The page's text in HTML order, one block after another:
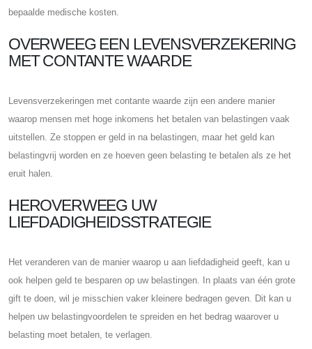
bepaalde medische kosten.
OVERWEEG EEN LEVENSVERZEKERING
MET CONTANTE WAARDE
Levensverzekeringen met contante waarde zijn een andere manier
waarop mensen met hoge inkomens het betalen van belastingen vaak
uitstellen. Ze stoppen er geld in na belastingen, maar het geld kan
belastingvrij worden en ze hoeven geen belasting te betalen als ze het
eruit halen.
HEROVERWEEG UW
LIEFDADIGHEIDSSTRATEGIE
Het veranderen van de manier waarop u aan liefdadigheid geeft, kan u
ook helpen geld te besparen op uw belastingen. In plaats van één grote
gift te doen, wil je misschien vaker kleinere bedragen geven. Dit kan u
helpen uw belastingvoordelen te spreiden en het bedrag waarover u
belasting moet betalen, te verlagen.